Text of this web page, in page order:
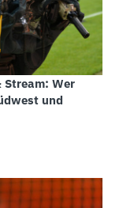
Stream: Wer
und